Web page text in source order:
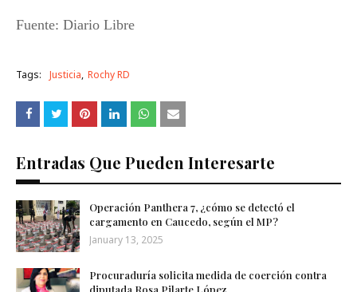
Fuente: Diario Libre
Tags: Justicia Rochy RD
Entradas Que Pueden Interesarte
Operación Panthera 7, ¿cómo se detectó el
cargamento en Caucedo, según el MP?
January 13, 2025
Procuraduría solicita medida de coerción contra